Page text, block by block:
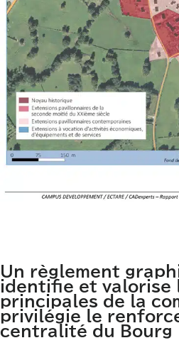
Un règlement
identifie et valorise
principales de la
privilégie le
centralité du Bourg